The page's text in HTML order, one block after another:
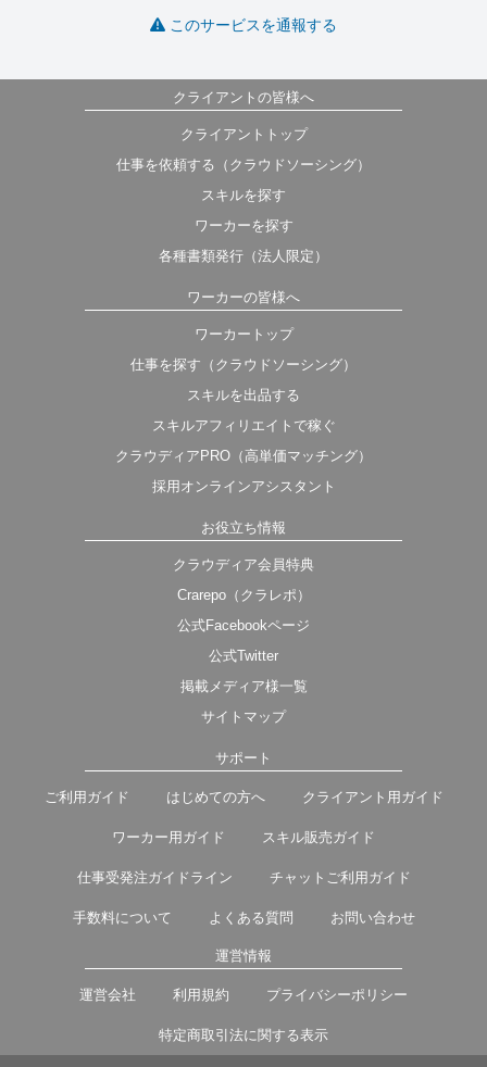
このサービスを通報する
クライアントの皆様へ
クライアントトップ
仕事を依頼する（クラウドソーシング）
スキルを探す
ワーカーを探す
各種書類発行（法人限定）
ワーカーの皆様へ
ワーカートップ
仕事を探す（クラウドソーシング）
スキルを出品する
スキルアフィリエイトで稼ぐ
クラウディアPRO（高単価マッチング）
採用オンラインアシスタント
お役立ち情報
クラウディア会員特典
Crarepo（クラレポ）
公式Facebookページ
公式Twitter
掲載メディア様一覧
サイトマップ
サポート
ご利用ガイド はじめての方へ クライアント用ガイド
ワーカー用ガイド スキル販売ガイド
仕事受発注ガイドライン チャットご利用ガイド
手数料について よくある質問 お問い合わせ
運営情報
運営会社 利用規約 プライバシーポリシー
特定商取引法に関する表示